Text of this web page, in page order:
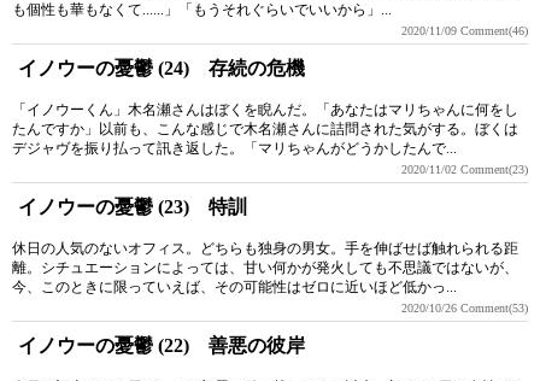
も個性も華もなくて......」「もうそれぐらいでいいから」...
2020/11/09 Comment(46)
イノウーの憂鬱 (24) 存続の危機
「イノウーくん」木名瀬さんはぼくを睨んだ。「あなたはマリちゃんに何をし
たんですか」以前も、こんな感じで木名瀬さんに詰問された気がする。ぼくは
デジャヴを振り払って訊き返した。「マリちゃんがどうかしたんで...
2020/11/02 Comment(23)
イノウーの憂鬱 (23) 特訓
休日の人気のないオフィス。どちらも独身の男女。手を伸ばせば触れられる距
離。シチュエーションによっては、甘い何かが発火しても不思議ではないが、
今、このときに限っていえば、その可能性はゼロに近いほど低かっ...
2020/10/26 Comment(53)
イノウーの憂鬱 (22) 善悪の彼岸